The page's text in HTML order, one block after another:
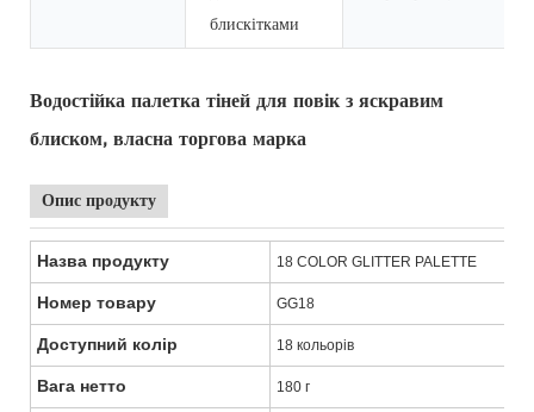
блискітками
Водостійка палетка тіней для повік з яскравим
блиском, власна торгова марка
Опис продукту
Назва продукту 18 COLOR GLITTER PALETTE
Номер товару GG18
Доступний колір 18 кольорів
Вага нетто 180 г